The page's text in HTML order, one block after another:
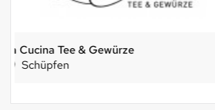
Attitude Bio SA
Plan-les-Ouates